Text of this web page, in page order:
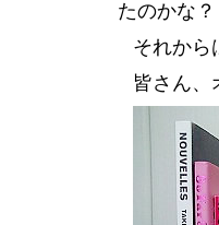
たのかな
それから
皆さん、